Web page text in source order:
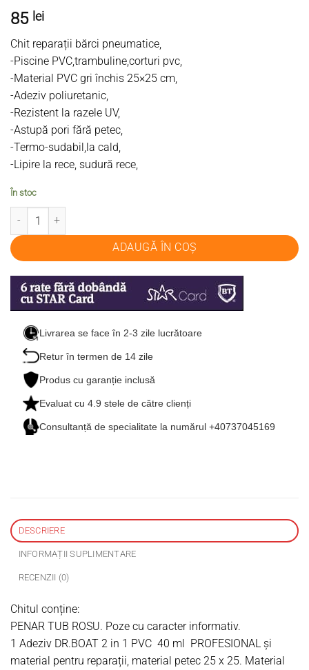
85 lei
Chit reparații bărci pneumatice,
-Piscine PVC,trambuline,corturi pvc,
-Material PVC gri închis 25×25 cm,
-Adeziv poliuretanic,
-Rezistent la razele UV,
-Astupă pori fără petec,
-Termo-sudabil,la cald,
-Lipire la rece, sudură rece,
În stoc
Cantitate Kit reparații bărci pneumatice Dr.Boat material pvc gri inchis
ADAUGĂ ÎN COȘ
Livrarea se face în 2-3 zile lucrătoare
Retur în termen de 14 zile
Produs cu garanție inclusă
Evaluat cu4.9 stele de către clienți
Consultanță de specialitate la numărul +40737045169
DESCRIERE
INFORMAȚII SUPLIMENTARE
RECENZII (0)
Chitul conține:
PENAR TUB ROSU. Poze cu caracter informativ.
1 Adeziv DR.BOAT 2 in 1 PVC 40 ml PROFESIONAL și
material pentru reparații, material petec 25 x 25. Material